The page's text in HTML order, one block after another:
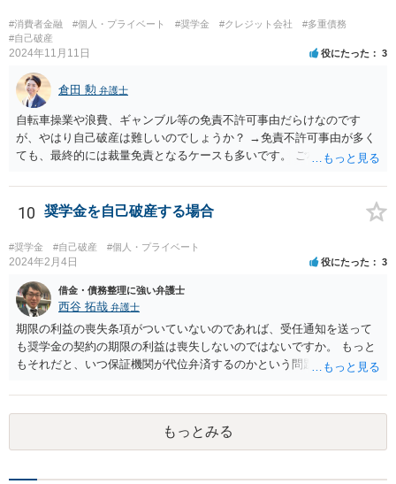
#消費者金融 #個人・プライベート #奨学金 #クレジット会社
#多重債務
#自己破産
2024年11月11日 役にたった 3
倉田 勲 弁護士
自転車操業や浪費、ギャンブル等の免責不許可事由だらけなのです
が、やはり自己破産は難しいのでしょうか？ →免責不許可事由が多く
ても、最終的には裁量免責となるケースも多いです。 ご相談内容を拝
で、お近くの法律事務所などでご相談ください。
10 奨学金を自己破産する場合
#奨学金 #自己破産 #個人・プライベート
2024年2月4日 役にたった 3
借金・債務整理に強い弁護士
西谷 拓哉 弁護士
期限の利益の喪失条項がついていないのであれば、受任通知を送って
も奨学金の契約の期限の利益は喪失しないのではないですか。 もっと
もそれだと、いつ保証機関が代位弁済するのかという問題が生じます
ちど、一般論として日本学生支援機構に質問されては如何でしょう
か。
もっとみる